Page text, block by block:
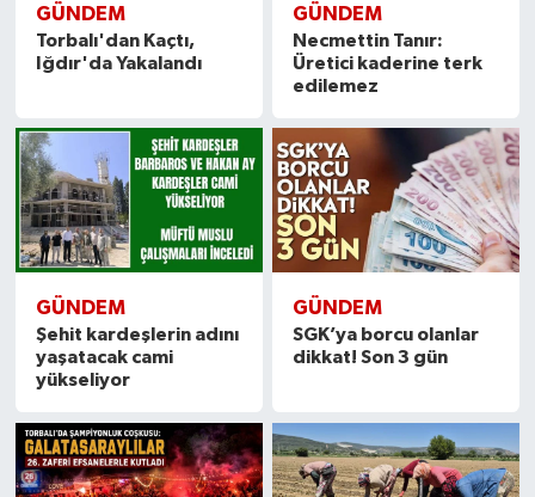
GÜNDEM
Torbalı'dan Kaçtı,
Iğdır'da Yakalandı
GÜNDEM
Necmettin Tanır:
Üretici kaderine terk
edilemez
GÜNDEM
Şehit kardeşlerin adını
yaşatacak cami
yükseliyor
GÜNDEM
SGK’ya borcu olanlar
dikkat! Son 3 gün